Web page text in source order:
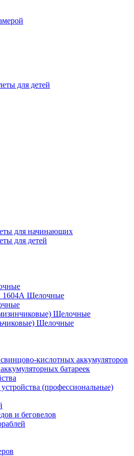
для детей
для начинающих
для детей
1604A Щелочные
Щелочные
Щелочные
кислотных аккумуляторов
батареек
(профессиональные)
и беговелов